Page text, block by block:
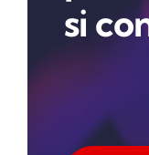
si